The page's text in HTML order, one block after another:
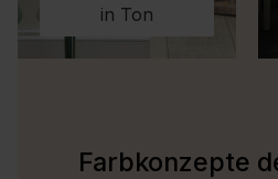
in Ton
Farbkonzepte